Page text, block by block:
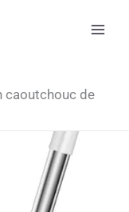
caoutchouc de